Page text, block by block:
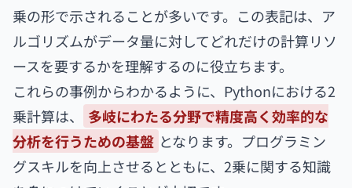
乗の形で示されることが多いです。この表記は、ア
ルゴリズムがデータ量に対してどれだけの計算リソ
ースを要するかを理解するのに役立ちます。
これらの事例からわかるように、Pythonにおける2
乗計算は、
多岐にわたる分野で精度高く効率的な
分析を行うための基盤 となります。プログラミン
グスキルを向上させるとともに、2乗に関する知識